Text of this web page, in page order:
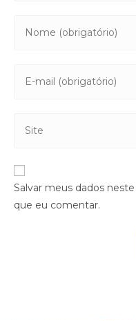
Salvar meus dados
que eu comentar.